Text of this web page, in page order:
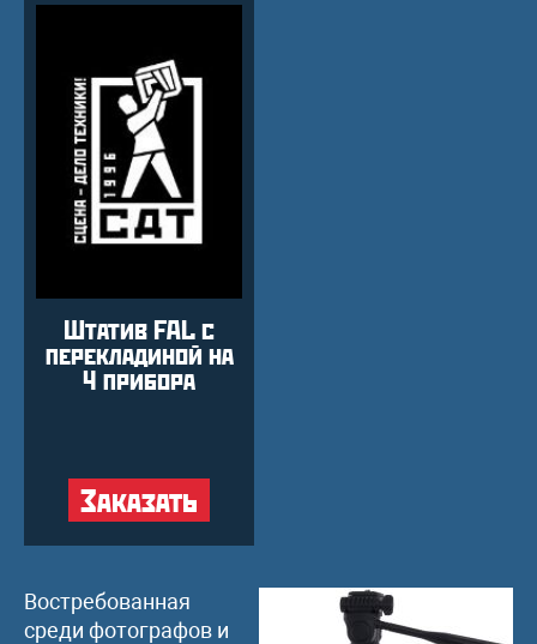
Штатив FAL с
перекладиной на
4 прибора
Заказать
Востребованная
среди фотографов и